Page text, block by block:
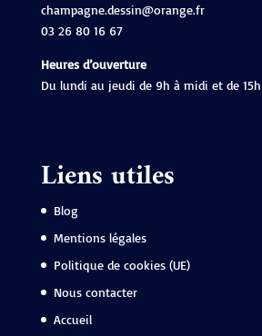
champagne.dessin@orange.fr
03 26 80 16 67
Heures d’ouverture
Du lundi au jeudi de 9h à midi et de 15h
Liens utiles
Blog
Mentions légales
Politique de cookies (UE)
Nous contacter
Accueil